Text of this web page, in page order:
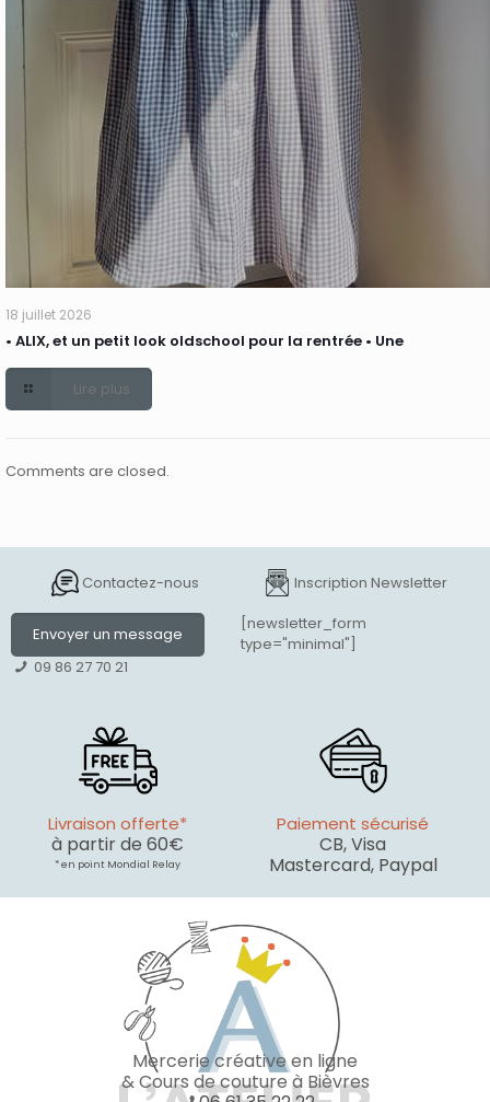
18 juillet 2026
• ALIX, et un petit look oldschool pour la rentrée • Une
Lire plus
Comments are closed.
Contactez-nous
Envoyer un message
09 86 27 70 21
Inscription Newsletter
[newsletter_form
type="minimal"]
Livraison offerte*
à partir de 60€
* en point Mondial Relay
Paiement sécurisé
CB, Visa
Mastercard, Paypal
Mercerie créative en ligne
& Cours de couture à Bièvres